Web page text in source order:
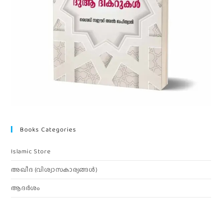
Books Categories
Islamic Store
അഖീദ (വിശ്വാസകാര്യങ്ങള്‍)
ആദര്‍ശം